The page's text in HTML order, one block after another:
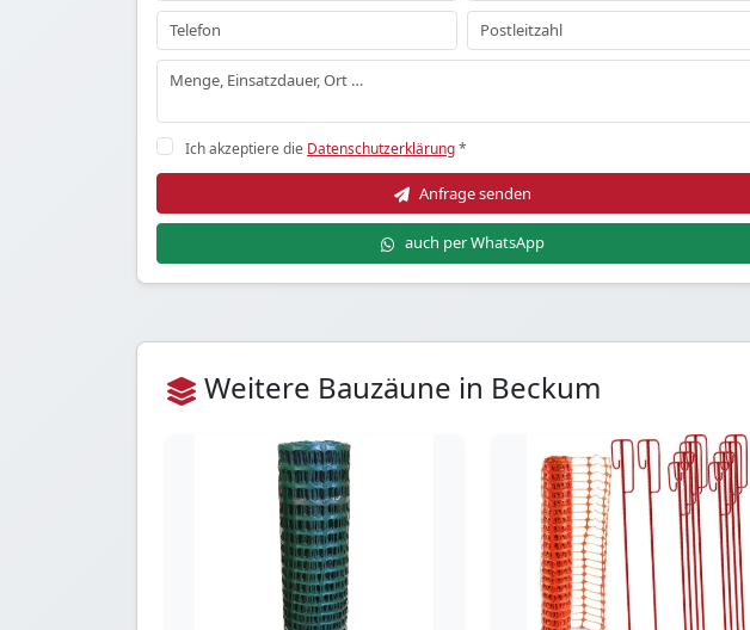
Ich akzeptiere die Datenschutzerklärung*
Anfrage senden
auch per WhatsApp
Weitere Bauzäune in Beckum